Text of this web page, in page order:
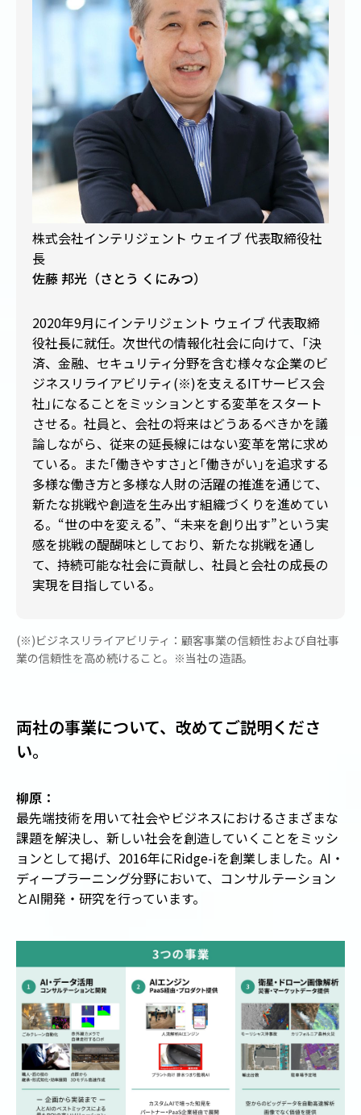
株式会社インテリジェント ウェイブ 代表取締役社
長
佐藤 邦光（さとう くにみつ）
2020年9月にインテリジェント ウェイブ 代表取締
役社長に就任。次世代の情報化社会に向けて、 「決
済、金融、セキュリティ分野を含む様々な企業のビ
ジネスリライアビリティ(※)を支えるITサービス会
社」になることをミッションとする変革をスタート
させる。社員と、会社の将来はどうあるべきかを議
論しながら、従来の延長線にはない変革を常に求め
ている。また「働きやすさ」と「働きがい」を追求する
多様な働き方と多様な人財の活躍の推進を通じて、
新たな挑戦や創造を生み出す組織づくりを進めてい
る。“世の中を変える”、“未来を創り出す”という実
感を挑戦の醍醐味としており、新たな挑戦を通し
て、持続可能な社会に貢献し、社員と会社の成長の
実現を目指している。
(※)ビジネスリライアビリティ：顧客事業の信頼性および自社事
業の信頼性を高め続けること。※当社の造語。
両社の事業について、改めてご説明くださ
い。
柳原：
最先端技術を用いて社会やビジネスにおけるさまざまな
課題を解決し、新しい社会を創造していくことをミッシ
ョンとして掲げ、2016年にRidge-iを創業しました。AI・
ディープラーニング分野において、コンサルテーション
とAI開発・研究を行っています。